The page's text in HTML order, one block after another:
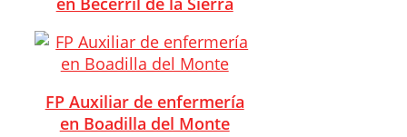
FP Auxiliar de enfermería
en Boadilla del Monte